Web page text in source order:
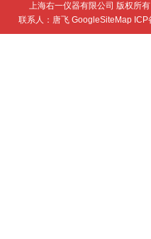
上海右一仪器有限公司 版权所
联系人：唐飞GoogleSiteMap